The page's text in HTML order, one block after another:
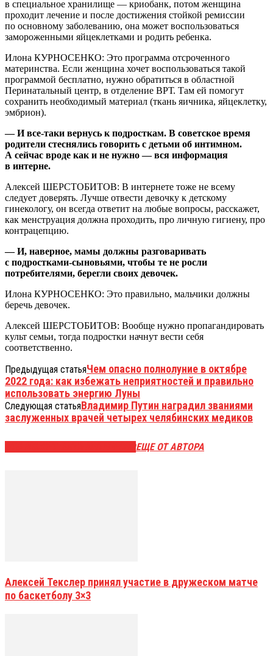
в специальное хранилище — криобанк, потом женщина
проходит лечение и после достижения стойкой ремиссии
по основному заболеванию, она может воспользоваться
замороженными яйцеклетками и родить ребенка.
Илона КУРНОСЕНКО: Это программа отсроченного
материнства. Если женщина хочет воспользоваться такой
программой бесплатно, нужно обратиться в областной
Перинатальный центр, в отделение ВРТ. Там ей помогут
сохранить необходимый материал (ткань яичника, яйцеклетку,
эмбрион).
— И все-таки вернусь к подросткам. В советское время
родители стеснялись говорить с детьми об интимном.
А сейчас вроде как и не нужно — вся информация
в интерне.
Алексей ШЕРСТОБИТОВ: В интернете тоже не всему
следует доверять. Лучше отвести девочку к детскому
гинекологу, он всегда ответит на любые вопросы, расскажет,
как менструация должна проходить, про личную гигиену, про
контрацепцию.
— И, наверное, мамы должны разговаривать
с подростками-сыновьями, чтобы те не росли
потребителями, берегли своих девочек.
Илона КУРНОСЕНКО: Это правильно, мальчики должны
беречь девочек.
Алексей ШЕРСТОБИТОВ: Вообще нужно пропагандировать
культ семьи, тогда подростки начнут вести себя
соответственно.
Предыдущая статьяЧем опасно полнолуние в октябре
2022 года: как избежать неприятностей и правильно
использовать энергию Луны
Следующая статьяВладимир Путин наградил званиями
заслуженных врачей четырех челябинских медиков
ЕЩЕ ОТ АВТОРА
Алексей Текслер принял участие в дружеском матче
по баскетболу 3×3